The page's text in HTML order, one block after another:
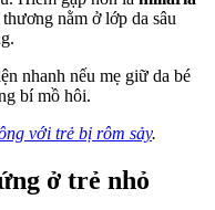
nằm ở lớp da sâu
nhanh nếu mẹ giữ da bé
bí mồ hôi.
với trẻ bị rôm sảy.
ở trẻ nhỏ